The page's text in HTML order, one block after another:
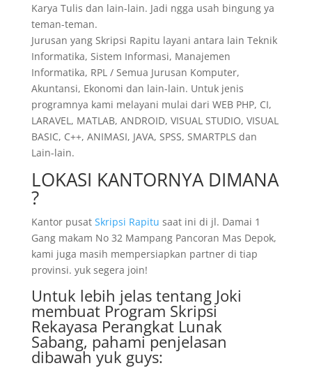
Karya Tulis dan lain-lain. Jadi ngga usah bingung ya
teman-teman.
Jurusan yang Skripsi Rapitu layani antara lain Teknik
Informatika, Sistem Informasi, Manajemen
Informatika, RPL / Semua Jurusan Komputer,
Akuntansi, Ekonomi dan lain-lain. Untuk jenis
programnya kami melayani mulai dari WEB PHP, CI,
LARAVEL, MATLAB, ANDROID, VISUAL STUDIO, VISUAL
BASIC, C++, ANIMASI, JAVA, SPSS, SMARTPLS dan
Lain-lain.
LOKASI KANTORNYA DIMANA
?
Kantor pusat Skripsi Rapitu saat ini di jl. Damai 1
Gang makam No 32 Mampang Pancoran Mas Depok,
kami juga masih mempersiapkan partner di tiap
provinsi. yuk segera join!
Untuk lebih jelas tentang Joki
membuat Program Skripsi
Rekayasa Perangkat Lunak
Sabang, pahami penjelasan
dibawah yuk guys: